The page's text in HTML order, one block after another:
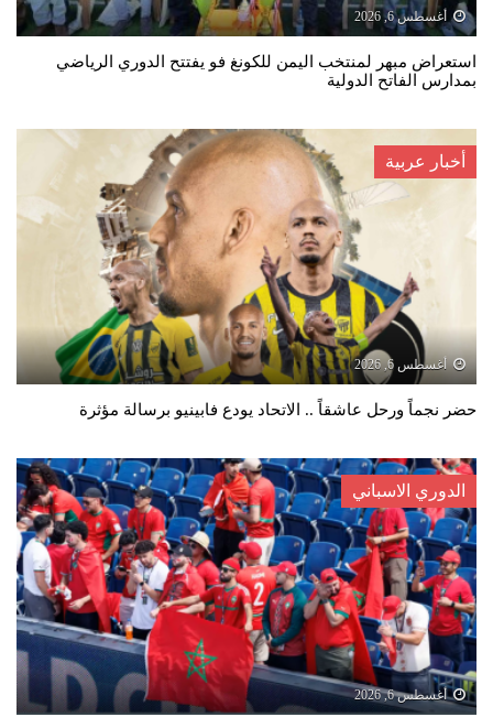
أغسطس 6, 2026
استعراض مبهر لمنتخب اليمن للكونغ فو يفتتح الدوري الرياضي
بمدارس الفاتح الدولية
أخبار عربية
أغسطس 6, 2026
حضر نجماً ورحل عاشقاً .. الاتحاد يودع فابينيو برسالة مؤثرة
الدوري الاسباني
أغسطس 6, 2026